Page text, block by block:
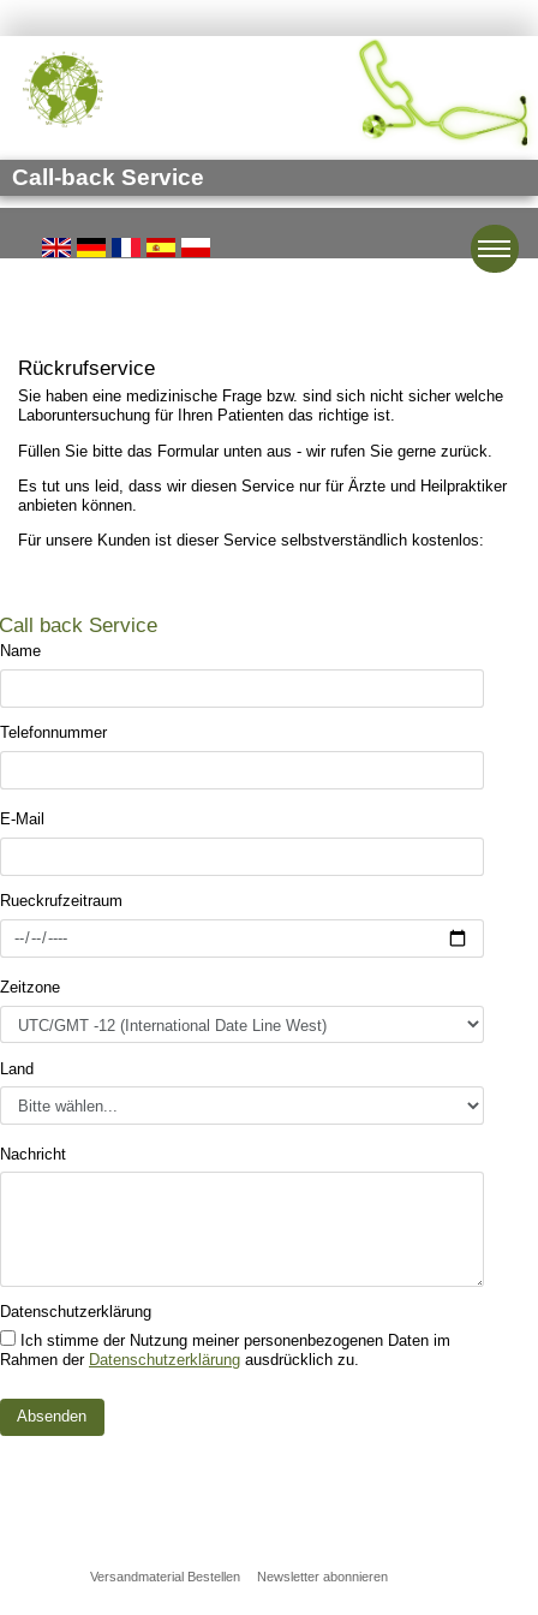
Call-back Service
Rückrufservice
Sie haben eine medizinische Frage bzw. sind sich nicht sicher welche
Laboruntersuchung für Ihren Patienten das richtige ist.
Füllen Sie bitte das Formular unten aus - wir rufen Sie gerne zurück.
Es tut uns leid, dass wir diesen Service nur für Ärzte und Heilpraktiker
anbieten können.
Für unsere Kunden ist dieser Service selbstverständlich kostenlos:
Call back Service
Name
Telefonnummer
E-Mail
Rueckrufzeitraum
Zeitzone
Land
Nachricht
Datenschutzerklärung
Rahmen der Datenschutzerklärung ausdrücklich zu.
Versandmaterial Bestellen Newsletter abonnieren